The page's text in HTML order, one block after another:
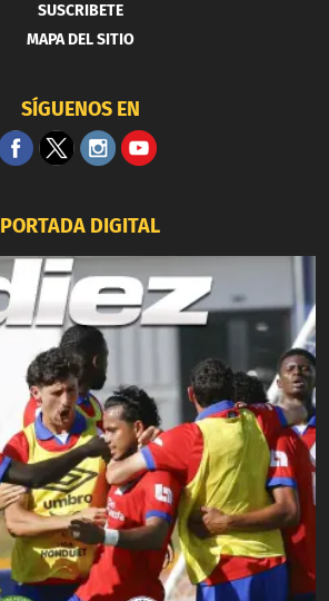
SUSCRIBETE
MAPA DEL SITIO
SÍGUENOS EN
PORTADA DIGITAL